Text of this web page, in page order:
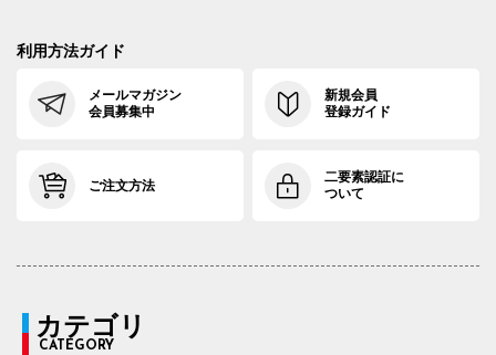
利用方法ガイド
メールマガジン
会員募集中
新規会員
登録ガイド
ご注文方法
二要素認証に
ついて
カテゴリ
CATEGORY